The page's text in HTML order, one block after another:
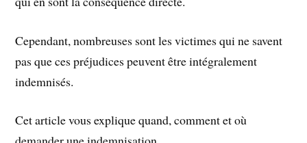
Cependant, nombreuses sont les victimes qui ne savent
pas que ces préjudices peuvent être intégralement
indemnisés.
Cet article vous explique quand, comment et où